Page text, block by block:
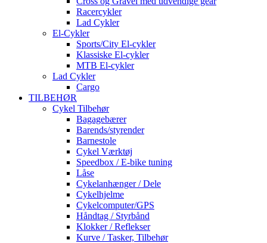
Racercykler
Lad Cykler
El-Cykler
Sports/City El-cykler
Klassiske El-cykler
MTB El-cykler
Lad Cykler
Cargo
TILBEHØR
Cykel Tilbehør
Bagagebærer
Barends/styrender
Barnestole
Cykel Værktøj
Speedbox / E-bike tuning
Låse
Cykelanhænger / Dele
Cykelhjelme
Cykelcomputer/GPS
Håndtag / Styrbånd
Klokker / Reflekser
Kurve / Tasker, Tilbehør